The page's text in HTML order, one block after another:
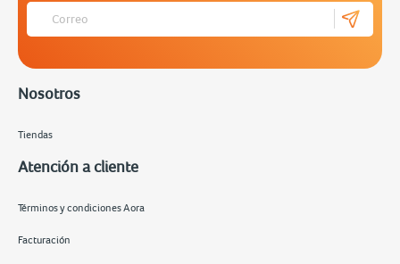
Nosotros
Tiendas
Atención a cliente
Términos y condiciones Aora
Facturación